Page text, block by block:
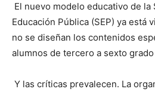
El nuevo modelo educativo de la
Educación Pública (SEP) ya está
no se diseñan los contenidos
alumnos de tercero a sexto
Y las críticas prevalecen. La